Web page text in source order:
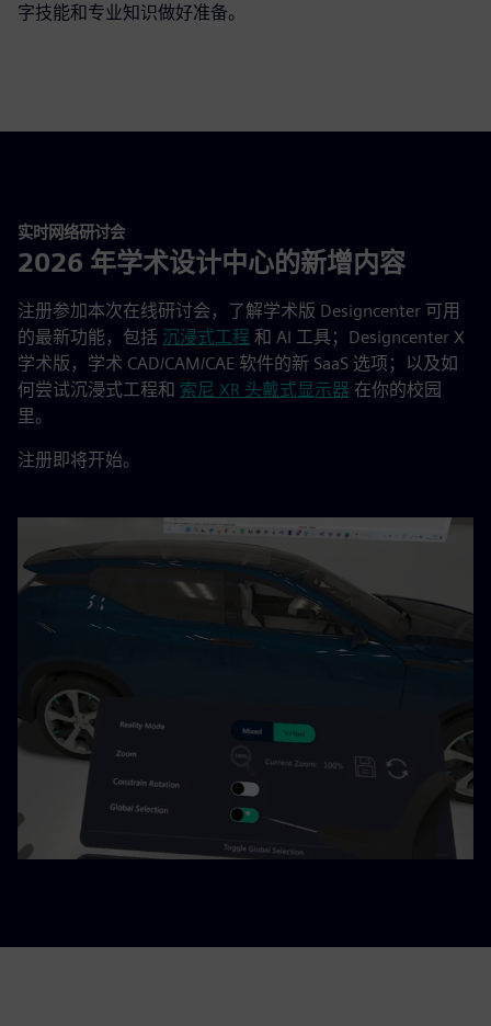
字技能和专业知识做好准备。
实时网络研讨会
2026 年学术设计中心的新增内容
注册参加本次在线研讨会，了解学术版 Designcenter 可用
的最新功能，包括 沉浸式工程 和 AI 工具；Designcenter X
学术版，学术 CAD/CAM/CAE 软件的新 SaaS 选项；以及如
何尝试沉浸式工程和 索尼 XR 头戴式显示器 在你的校园
里。
注册即将开始。